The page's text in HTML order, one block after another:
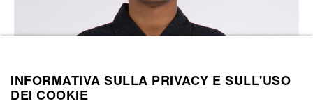
INFORMATIVA SULLA PRIVACY E SULL'USO
DEI COOKIE